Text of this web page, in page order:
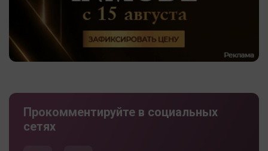
Прокомментируйте в социальных
сетях